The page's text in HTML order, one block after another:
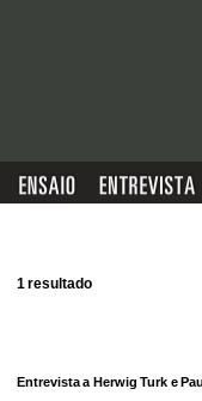
1 resultado
Entrevista a Herwig Turk e